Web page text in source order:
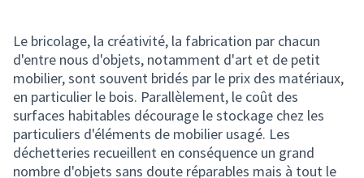
Le bricolage, la créativité, la fabrication par chacun
d'entre nous d'objets, notamment d'art et de petit
mobilier, sont souvent bridés par le prix des matériaux,
en particulier le bois. Parallèlement, le coût des
surfaces habitables décourage le stockage chez les
particuliers d'éléments de mobilier usagé. Les
déchetteries recueillent en conséquence un grand
nombre d'objets sans doute réparables mais à tout le